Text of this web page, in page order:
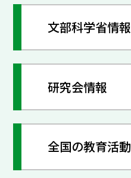
文部科学省情報
研究会情報
全国の教育活動